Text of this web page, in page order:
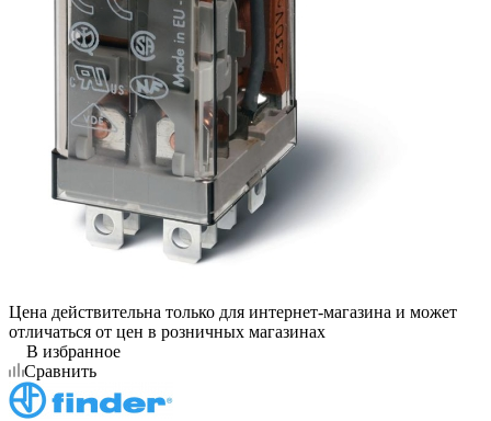
Цена действительна только для интернет-магазина и может
отличаться от цен в розничных магазинах
В избранное
Сравнить